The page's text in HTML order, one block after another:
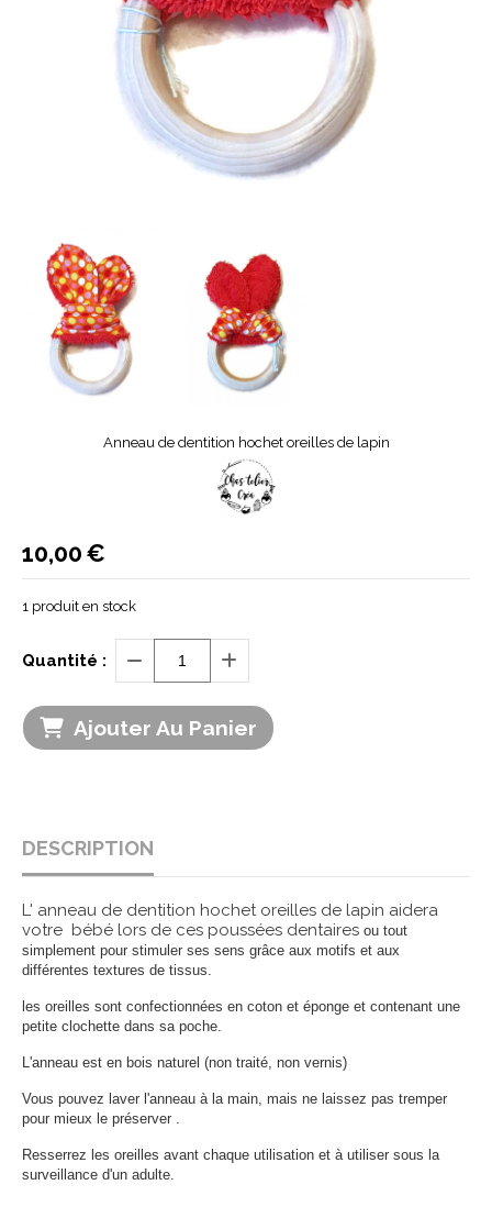
Anneau de dentition hochet oreilles de lapin
10,00€
1 produit en stock
Quantité :
Ajouter Au Panier
DESCRIPTION
L' anneau de dentition hochet oreilles de lapin aidera
votre bébé lors de ces poussées dentaires ou tout
simplement pour stimuler ses sens grâce aux motifs et aux
différentes textures de tissus.
les oreilles sont confectionnées en coton et éponge et contenant une
petite clochette dans sa poche.
L'anneau est en bois naturel (non traité, non vernis)
Vous pouvez laver l'anneau à la main, mais ne laissez pas tremper
pour mieux le préserver .
Resserrez les oreilles avant chaque utilisation et à utiliser sous la
surveillance d'un adulte.